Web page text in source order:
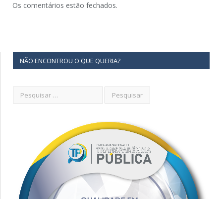
Os comentários estão fechados.
NÃO ENCONTROU O QUE QUERIA?